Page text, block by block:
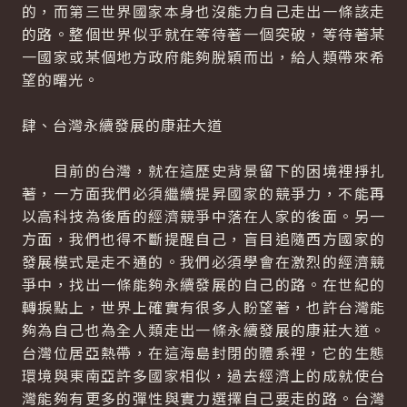
的，而第三世界國家本身也沒能力自己走出一條該走
的路。整個世界似乎就在等待著一個突破，等待著某
一國家或某個地方政府能夠脫穎而出，給人類帶來希
望的曙光。
肆、台灣永續發展的康莊大道
目前的台灣，就在這歷史背景留下的困境裡掙扎
著，一方面我們必須繼續提昇國家的競爭力，不能再
以高科技為後盾的經濟競爭中落在人家的後面。另一
方面，我們也得不斷提醒自己，盲目追隨西方國家的
發展模式是走不通的。我們必須學會在激烈的經濟競
爭中，找出一條能夠永續發展的自己的路。在世紀的
轉捩點上，世界上確實有很多人盼望著，也許台灣能
夠為自己也為全人類走出一條永續發展的康莊大道。
台灣位居亞熱帶，在這海島封閉的體系裡，它的生態
環境與東南亞許多國家相似，過去經濟上的成就使台
灣能夠有更多的彈性與實力選擇自己要走的路。台灣